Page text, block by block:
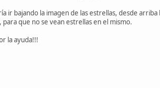
ir bajando la imagen de las estrellas, desde
para que no se vean estrellas en el mismo.
la ayuda!!!